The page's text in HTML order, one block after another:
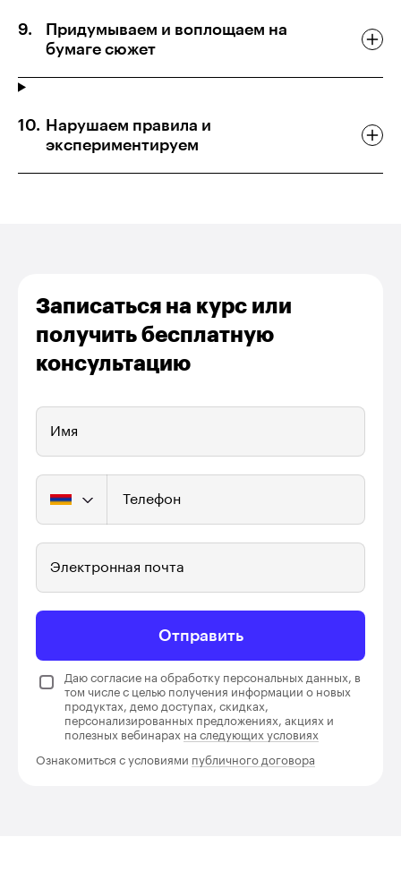
Придумываем и воплощаем на
бумаге сюжет
Нарушаем правила и
экспериментируем
Записаться на курс или
получить бесплатную
консультацию
Имя
Телефон
Электронная почта
Отправить
Даю согласие на обработку персональных данных, в
том числе с целью получения информации о новых
продуктах, демо доступах, скидках,
персонализированных предложениях, акциях и
полезных вебинарах на следующих условиях
Ознакомиться с условиями публичного договора